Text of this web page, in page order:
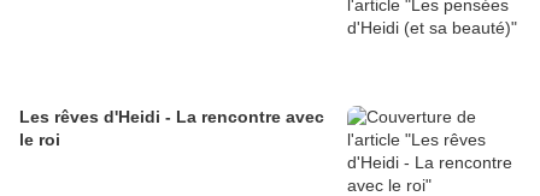
Les rêves d'Heidi - La rencontre avec
le roi